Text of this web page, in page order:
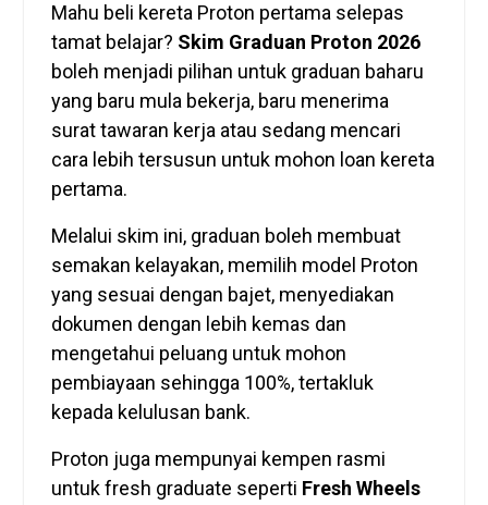
Mahu beli kereta Proton pertama selepas
tamat belajar? Skim Graduan Proton 2026
boleh menjadi pilihan untuk graduan baharu
yang baru mula bekerja, baru menerima
surat tawaran kerja atau sedang mencari
cara lebih tersusun untuk mohon loan kereta
pertama.
Melalui skim ini, graduan boleh membuat
semakan kelayakan, memilih model Proton
yang sesuai dengan bajet, menyediakan
dokumen dengan lebih kemas dan
mengetahui peluang untuk mohon
pembiayaan sehingga 100%, tertakluk
kepada kelulusan bank.
Proton juga mempunyai kempen rasmi
untuk fresh graduate seperti Fresh Wheels